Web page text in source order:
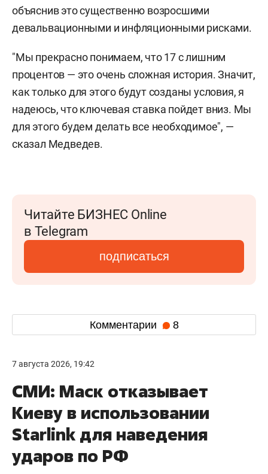
объяснив это существенно возросшими
девальвационными и инфляционными рисками.
"Мы прекрасно понимаем, что 17 с лишним
процентов — это очень сложная история. Значит,
как только для этого будут созданы условия, я
надеюсь, что ключевая ставка пойдет вниз. Мы
для этого будем делать все необходимое", —
сказал Медведев.
Читайте БИЗНЕС Online
в Telegram
подписаться
Комментарии 8
7 августа 2026, 19:42
СМИ: Маск отказывает
Киеву в использовании
Starlink для наведения
ударов по РФ